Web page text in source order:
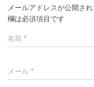
メールアドレスが公開さ
欄は必須項目です
名前 *
メール *